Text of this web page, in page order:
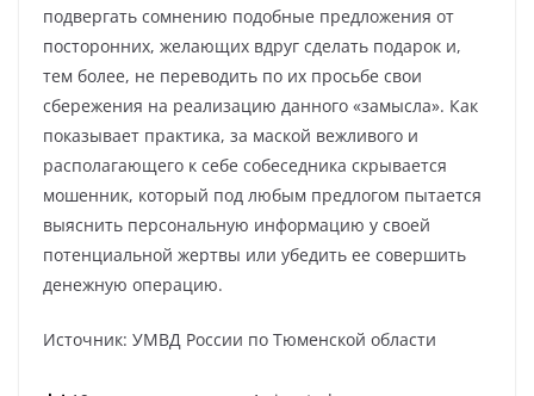
подвергать сомнению подобные предложения от
посторонних, желающих вдруг сделать подарок и,
тем более, не переводить по их просьбе свои
сбережения на реализацию данного «замысла». Как
показывает практика, за маской вежливого и
располагающего к себе собеседника скрывается
мошенник, который под любым предлогом пытается
выяснить персональную информацию у своей
потенциальной жертвы или убедить ее совершить
денежную операцию.
Источник: УМВД России по Тюменской области